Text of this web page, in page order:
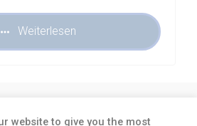
Weiterlesen
website to give you the most